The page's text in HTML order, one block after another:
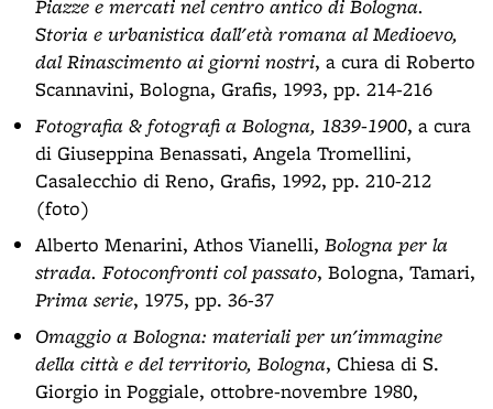
Piazze e mercati nel centro antico di Bologna.
Storia e urbanistica dall'età romana al Medioevo,
dal Rinascimento ai giorni nostri, a cura di Roberto
Scannavini, Bologna, Grafis, 1993, pp. 214-216
Fotografia & fotografi a Bologna, 1839-1900, a cura
di Giuseppina Benassati, Angela Tromellini,
Casalecchio di Reno, Grafis, 1992, pp. 210-212
(foto)
Alberto Menarini, Athos Vianelli, Bologna per la
strada. Fotoconfronti col passato, Bologna, Tamari,
Prima serie, 1975, pp. 36-37
Omaggio a Bologna: materiali per un'immagine
della città e del territorio, Bologna, Chiesa di S.
Giorgio in Poggiale, ottobre-novembre 1980,